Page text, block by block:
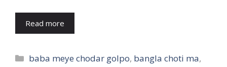
Read more
Categories
baba meye chodar golpo, bangla choti ma,